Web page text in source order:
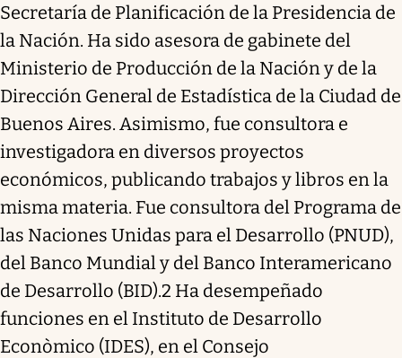
Secretaría de Planificación de la Presidencia de
la Nación. Ha sido asesora de gabinete del
Ministerio de Producción de la Nación y de la
Dirección General de Estadística de la Ciudad de
Buenos Aires. Asimismo, fue consultora e
investigadora en diversos proyectos
económicos, publicando trabajos y libros en la
misma materia. Fue consultora del Programa de
las Naciones Unidas para el Desarrollo (PNUD),
del Banco Mundial y del Banco Interamericano
de Desarrollo (BID).2 Ha desempeñado
funciones en el Instituto de Desarrollo
Econòmico (IDES), en el Consejo